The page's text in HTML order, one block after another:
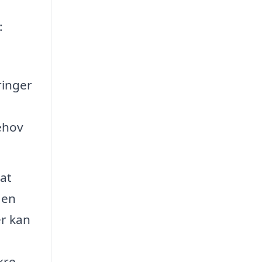
kan